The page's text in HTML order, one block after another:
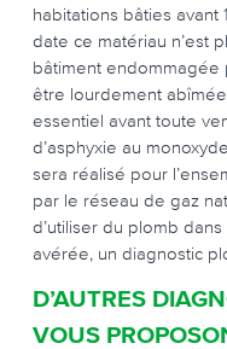
habitations bâties avant
date ce matériau n’est
bâtiment endommagée
être lourdement
essentiel avant toute
d’asphyxie au
sera réalisé pour
par le réseau de gaz
d’utiliser du plomb
avérée, un diagnostic
D’AUTRES
VOUS